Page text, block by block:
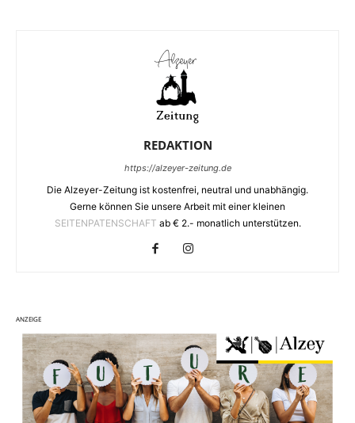
REDAKTION
https://alzeyer-zeitung.de
Die Alzeyer-Zeitung ist kostenfrei, neutral und unabhängig.
Gerne können Sie unsere Arbeit mit einer kleinen
SEITENPATENSCHAFT ab € 2.- monatlich unterstützen.
ANZEIGE